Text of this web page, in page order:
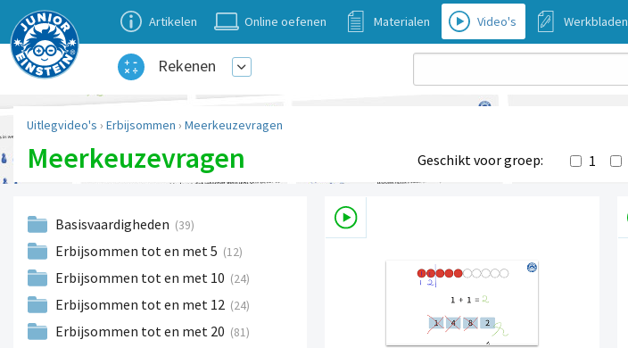
Artikelen Online oefenen Materialen Video's Werkbladen
Rekenen
Uitlegvideo's › Erbijsommen › Meerkeuzevragen
Meerkeuzevragen Geschikt voor groep: 1
Basisvaardigheden (39)
Erbijsommen tot en met 5 (12)
Erbijsommen tot en met 10 (24)
Erbijsommen tot en met 12 (24)
Erbijsommen tot en met 20 (81)